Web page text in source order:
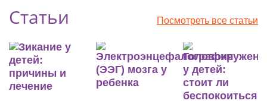
Статьи Посмотреть все статьи